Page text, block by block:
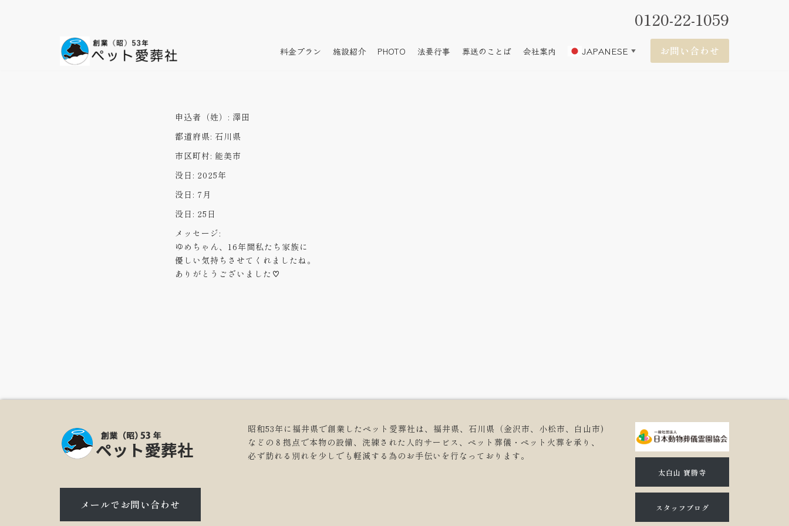
0120-22-1059
料金プラン 施設紹介 PHOTO 法要行事 葬送のことば 会社案内 JAPANESE ▼ お問い合わせ
申込者（姓）: 澤田
都道府県: 石川県
市区町村: 能美市
没日: 2025年
没日: 7月
没日: 25日
メッセージ:
ゆめちゃん、16年間私たち家族に
優しい気持ちさせてくれましたね。
ありがとうございました♡
メールでお問い合わせ
昭和53年に福井県で創業したペット愛葬社は、福井県、石川県（金沢市、小松市、白山市)
などの８拠点で本物の設備、洗練された人的サービス、ペット葬儀・ペット火葬を承り、
必ず訪れる別れを少しでも軽減する為のお手伝いを行なっております。
太白山 寶勝寺
スタッフブログ